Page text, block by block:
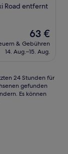
Road entfernt
Der
Preis
beträgt
63 €
& Gebühren
14. Aug.–15. Aug.
24 Stunden für
gefunden
Es können